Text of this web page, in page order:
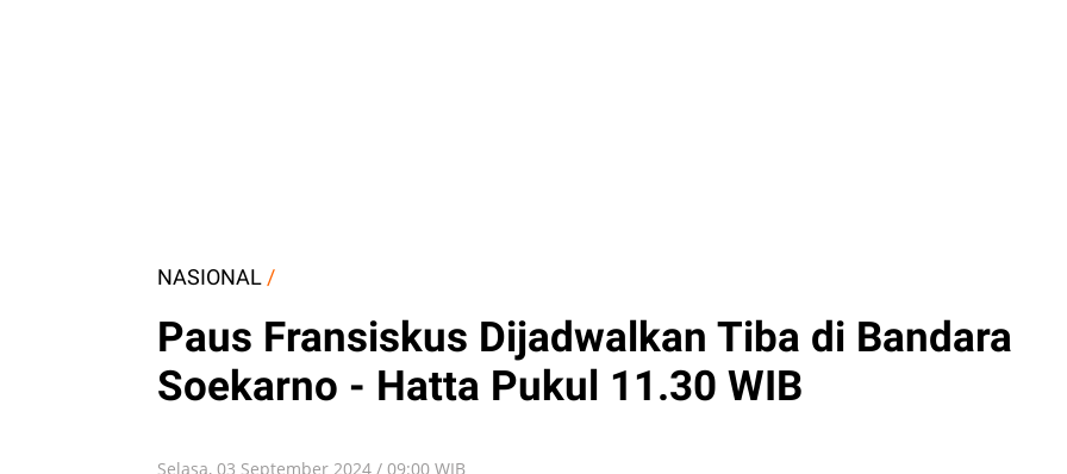
NASIONAL /
Paus Fransiskus Dijadwalkan Tiba di Bandara
Soekarno - Hatta Pukul 11.30 WIB
Selasa, 03 September 2024 / 09:00 WIB